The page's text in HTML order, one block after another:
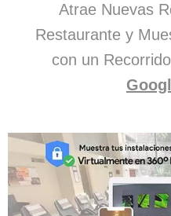
Atrae Nuevas
Restaurante y
con un